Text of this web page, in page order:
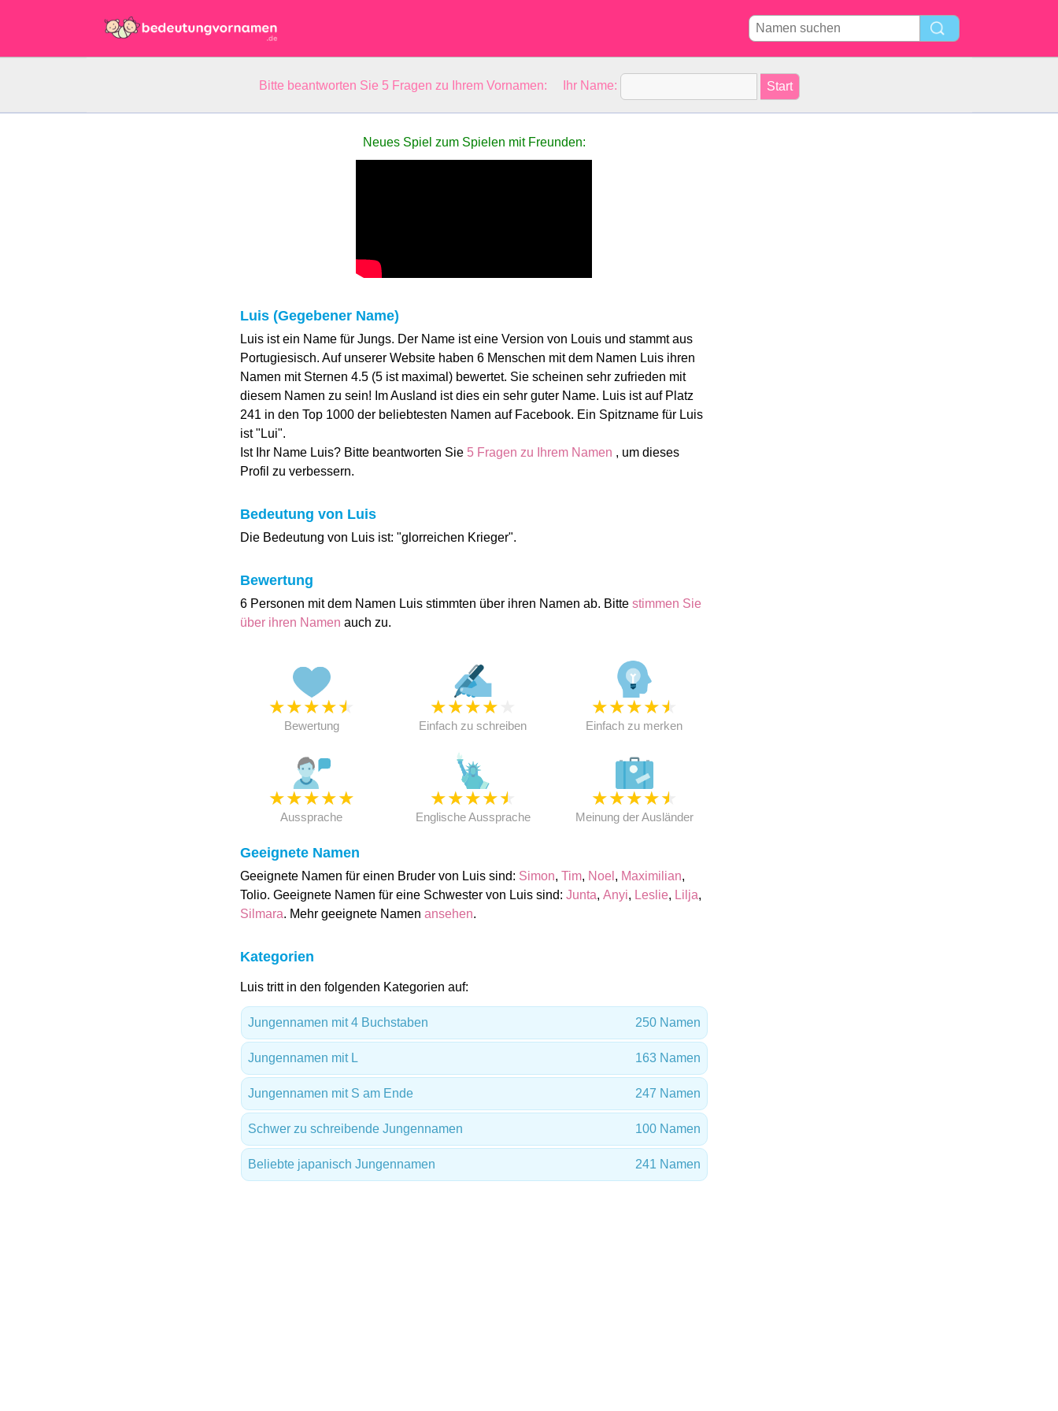
Bitte beantworten Sie 5 Fragen zu Ihrem Vornamen: Ihr Name:
Neues Spiel zum Spielen mit Freunden:
Luis (Gegebener Name)
Luis ist ein Name für Jungs. Der Name ist eine Version von Louis und stammt aus
Portugiesisch. Auf unserer Website haben 6 Menschen mit dem Namen Luis ihren
Namen mit Sternen 4.5 (5 ist maximal) bewertet. Sie scheinen sehr zufrieden mit
diesem Namen zu sein! Im Ausland ist dies ein sehr guter Name. Luis ist auf Platz
241 in den Top 1000 der beliebtesten Namen auf Facebook. Ein Spitzname für Luis
ist "Lui".
Ist Ihr Name Luis? Bitte beantworten Sie 5 Fragen zu Ihrem Namen , um dieses
Profil zu verbessern.
Bedeutung von Luis
Die Bedeutung von Luis ist: "glorreichen Krieger".
Bewertung
6 Personen mit dem Namen Luis stimmten über ihren Namen ab. Bitte stimmen Sie
über ihren Namen auch zu.
★★★★★
Bewertung
★★★★
Einfach zu schreiben
★★★★★
Einfach zu merken
★★★★★
Aussprache
★★★★★
Englische Aussprache
★★★★★
Meinung der Ausländer
Geeignete Namen
Geeignete Namen für einen Bruder von Luis sind: Simon, Tim, Noel , Maximilian,
Tolio. Geeignete Namen für eine Schwester von Luis sind: Junta, Anyi, Leslie, Lilja,
Silmara. Mehr geeignete Namen ansehen.
Kategorien
Luis tritt in den folgenden Kategorien auf:
Jungennamen mit 4 Buchstaben 250 Namen
Jungennamen mit L 163 Namen
Jungennamen mit S am Ende 247 Namen
Schwer zu schreibende Jungennamen 100 Namen
Beliebte japanisch Jungennamen 241 Namen